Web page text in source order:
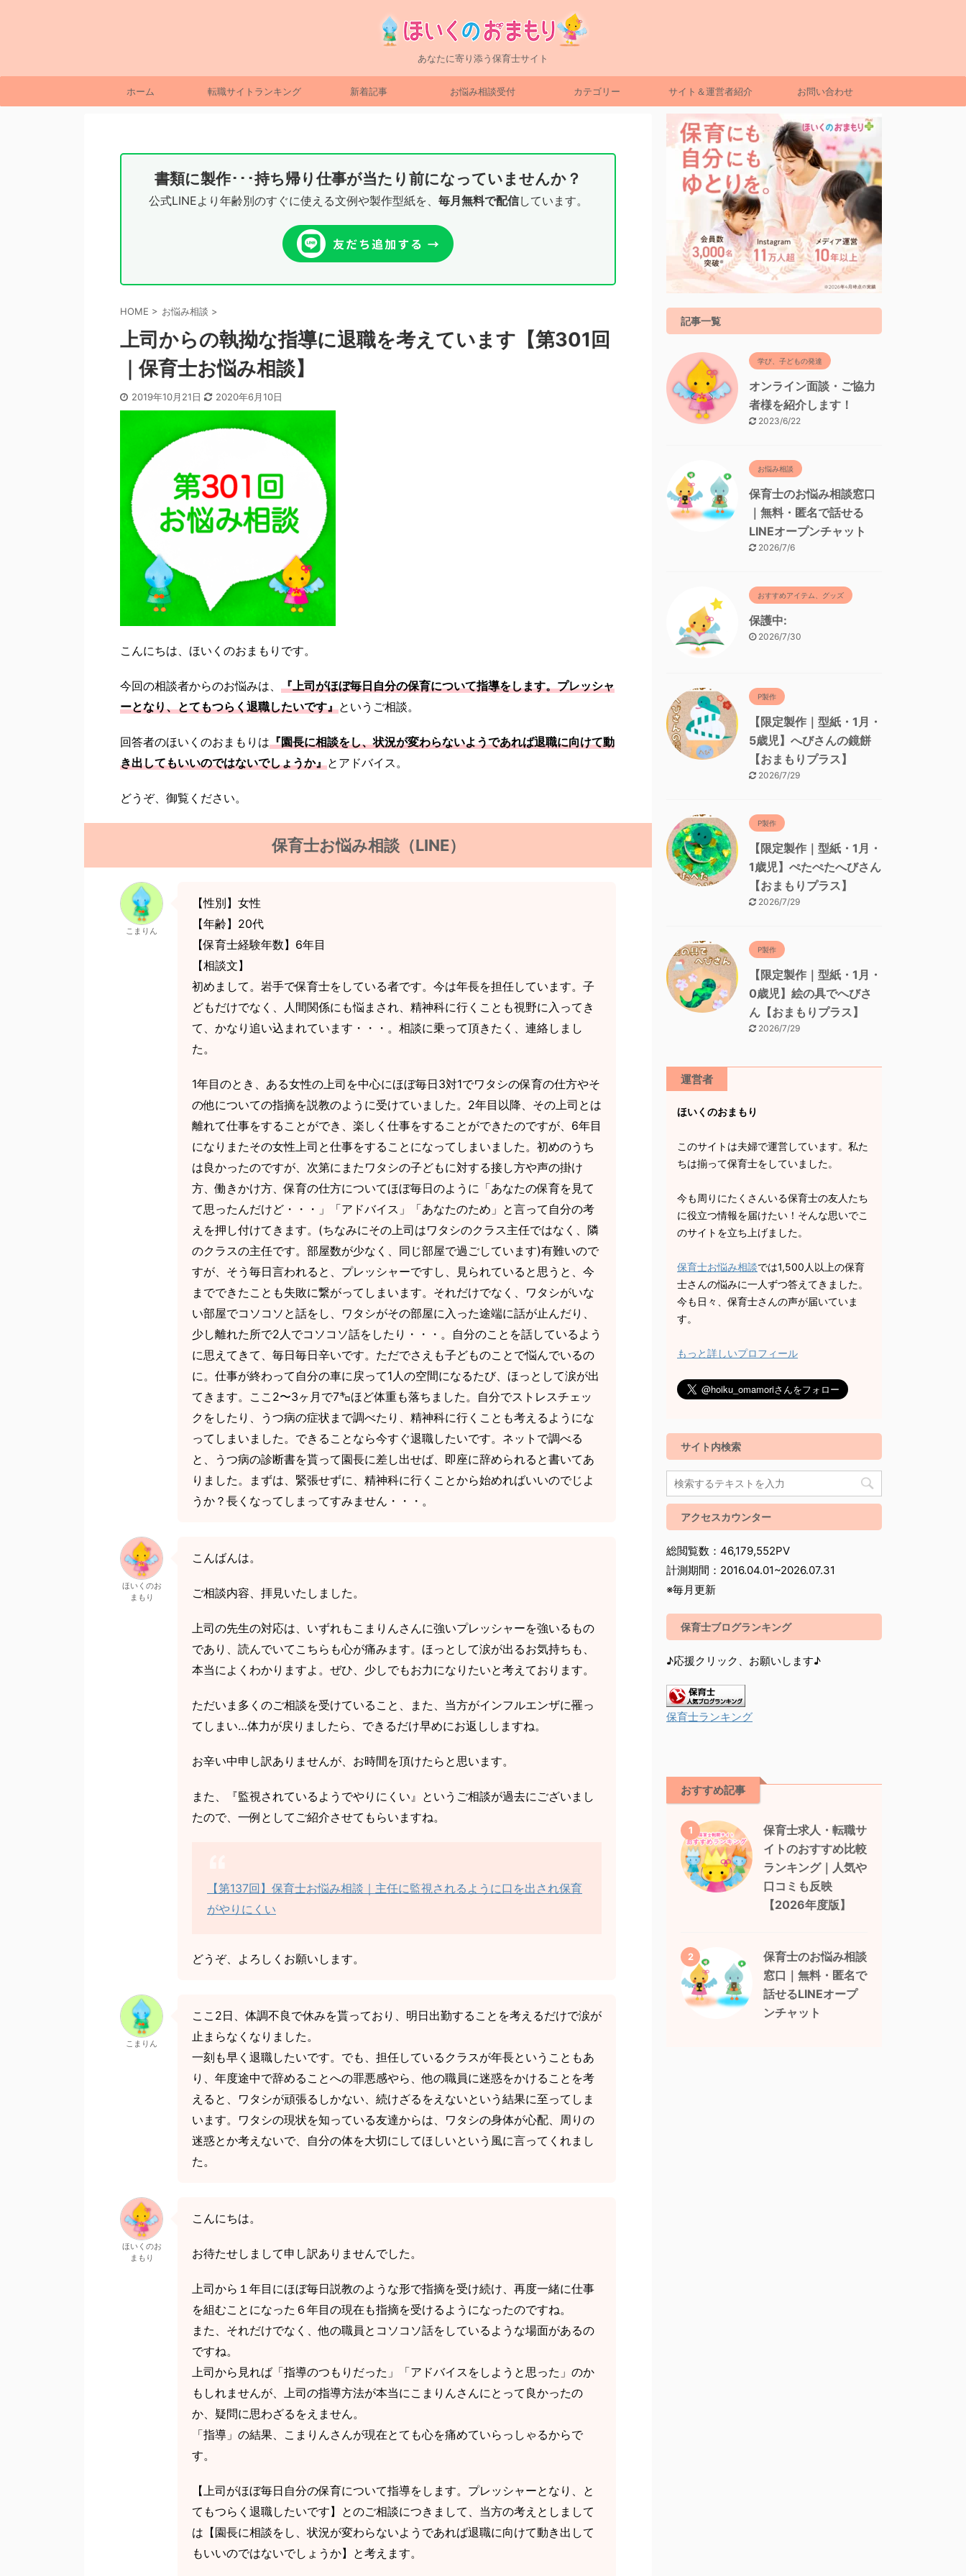
あなたに寄り添う保育士サイト
ホーム 転職サイトランキング 新着記事 お悩み相談受付 カテゴリー サイト＆運営者紹介 お問い合わせ
書類に製作･･･持ち帰り仕事が当たり前になっていませんか？
公式LINEより年齢別のすぐに使える文例や製作型紙を、 毎月無料で配信しています。
HOME > お悩み相談 >
上司からの執拗な指導に退職を考えています【第301回
｜保育士お悩み相談】
2019年10月21日 2020年6月10日
こんにちは、ほいくのおまもりです。
今回の相談者からのお悩みは、 『上司がほぼ毎日自分の保育について指導をします。プレッシャ
ーとなり、とてもつらく退職したいです』というご相談。
回答者のほいくのおまもりは『園長に相談をし、状況が変わらないようであれば退職に向けて動
き出してもいいのではないでしょうか』とアドバイス。
どうぞ、御覧ください。
保育士お悩み相談（LINE）
こまりん
【性別】女性
【年齢】20代
【保育士経験年数】6年目
【相談文】
初めまして。岩手で保育士をしている者です。今は年長を担任しています。子
どもだけでなく、人間関係にも悩まされ、精神科に行くことも視野に入ってき
て、かなり追い込まれています・・・。相談に乗って頂きたく、連絡しまし
た。
1年目のとき、ある女性の上司を中心にほぼ毎日3対1でワタシの保育の仕方やそ
の他についての指摘を説教のように受けていました。2年目以降、その上司とは
離れて仕事をすることができ、楽しく仕事をすることができたのですが、6年目
になりまたその女性上司と仕事をすることになってしまいました。初めのうち
は良かったのですが、次第にまたワタシの子どもに対する接し方や声の掛け
方、働きかけ方、保育の仕方についてほぼ毎日のように「あなたの保育を見て
て思ったんだけど・・・」「アドバイス」「あなたのため」と言って自分の考
えを押し付けてきます。(ちなみにその上司はワタシのクラス主任ではなく、隣
のクラスの主任です。部屋数が少なく、同じ部屋で過ごしています)有難いので
すが、そう毎日言われると、プレッシャーですし、見られていると思うと、今
までできたことも失敗に繋がってしまいます。それだけでなく、ワタシがいな
い部屋でコソコソと話をし、ワタシがその部屋に入った途端に話が止んだり、
少し離れた所で2人でコソコソ話をしたり・・・。自分のことを話しているよう
に思えてきて、毎日毎日辛いです。ただでさえも子どものことで悩んでいるの
に。仕事が終わって自分の車に戻って1人の空間になるたび、ほっとして涙が出
てきます。ここ2〜3ヶ月で7㌔ほど体重も落ちました。自分でストレスチェッ
クをしたり、うつ病の症状まで調べたり、精神科に行くことも考えるようにな
ってしまいました。できることなら今すぐ退職したいです。ネットで調べる
と、うつ病の診断書を貰って園長に差し出せば、即座に辞められると書いてあ
りました。まずは、緊張せずに、精神科に行くことから始めればいいのでじよ
うか？長くなってしまってすみません・・・。
ほいくのお
まもり
こんばんは。
ご相談内容、拝見いたしました。
上司の先生の対応は、いずれもこまりんさんに強いプレッシャーを強いるもの
であり、読んでいてこちらも心が痛みます。ほっとして涙が出るお気持ちも、
本当によくわかりますよ。ぜひ、少しでもお力になりたいと考えております。
ただいま多くのご相談を受けていること、また、当方がインフルエンザに罹っ
てしまい…体力が戻りましたら、できるだけ早めにお返ししますね。
お辛い中申し訳ありませんが、お時間を頂けたらと思います。
また、『監視されているようでやりにくい』というご相談が過去にございまし
たので、一例としてご紹介させてもらいますね。
【第137回】保育士お悩み相談｜主任に監視されるように口を出され保育
がやりにくい
どうぞ、よろしくお願いします。
こまりん
ここ2日、体調不良で休みを貰っており、明日出勤することを考えるだけで涙が
止まらなくなりました。
一刻も早く退職したいです。でも、担任しているクラスが年長ということもあ
り、年度途中で辞めることへの罪悪感やら、他の職員に迷惑をかけることを考
えると、ワタシが頑張るしかない、続けざるをえないという結果に至ってしま
います。ワタシの現状を知っている友達からは、ワタシの身体が心配、周りの
迷惑とか考えないで、自分の体を大切にしてほしいという風に言ってくれまし
た。
ほいくのお
まもり
こんにちは。
お待たせしまして申し訳ありませんでした。
上司から１年目にほぼ毎日説教のような形で指摘を受け続け、再度一緒に仕事
を組むことになった６年目の現在も指摘を受けるようになったのですね。
また、それだけでなく、他の職員とコソコソ話をしているような場面があるの
ですね。
上司から見れば「指導のつもりだった」「アドバイスをしようと思った」のか
もしれませんが、上司の指導方法が本当にこまりんさんにとって良かったの
か、疑問に思わざるをえません。
「指導」の結果、こまりんさんが現在とても心を痛めていらっしゃるからで
す。
【上司がほぼ毎日自分の保育について指導をします。プレッシャーとなり、と
てもつらく退職したいです】とのご相談につきまして、当方の考えとしまして
は【園長に相談をし、状況が変わらないようであれば退職に向けて動き出して
もいいのではないでしょうか】と考えます。
記事一覧
学び、子どもの発達
オンライン面談・ご協力
者様を紹介します！
2023/6/22
お悩み相談
保育士のお悩み相談窓口
｜無料・匿名で話せる
LINEオープンチャット
2026/7/6
おすすめアイテム、グッズ
保護中:
2026/7/30
P製作
【限定製作｜型紙・1月・
5歳児】へびさんの鏡餅
【おまもりプラス】
2026/7/29
P製作
【限定製作｜型紙・1月・
1歳児】ぺたぺたへびさん
【おまもりプラス】
2026/7/29
P製作
【限定製作｜型紙・1月・
0歳児】絵の具でへびさ
ん【おまもりプラス】
2026/7/29
運営者
ほいくのおまもり
このサイトは夫婦で運営しています。私た
ちは揃って保育士をしていました。
今も周りにたくさんいる保育士の友人たち
に役立つ情報を届けたい！そんな思いでこ
のサイトを立ち上げました。
保育士お悩み相談では1,500人以上の保育
士さんの悩みに一人ずつ答えてきました。
今も日々、保育士さんの声が届いていま
す。
もっと詳しいプロフィール
サイト内検索
アクセスカウンター
総閲覧数：46,179,552PV
計測期間：2016.04.01~2026.07.31
※毎月更新
保育士ブログランキング
♪応援クリック、お願いします♪
保育士ランキング
おすすめ記事
1
保育士求人・転職サ
イトのおすすめ比較
ランキング｜人気や
口コミも反映
【2026年度版】
2
保育士のお悩み相談
窓口｜無料・匿名で
話せるLINEオープ
ンチャット